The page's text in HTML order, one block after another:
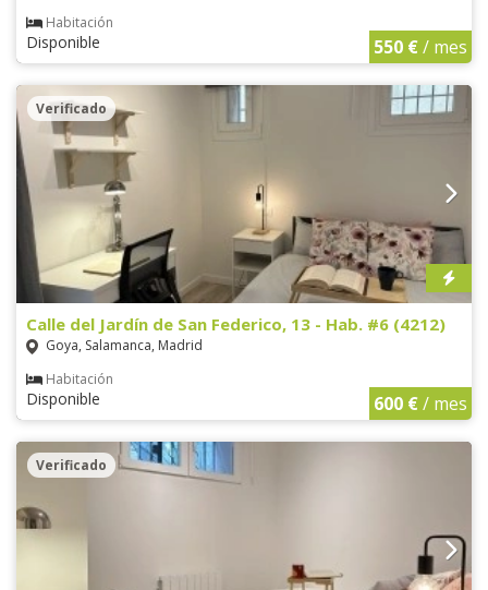
Habitación
Disponible 550 €/ mes
Verificado
Calle del Jardín de San Federico, 13 - Hab. #6 (4212)
Goya, Salamanca, Madrid
Habitación
Disponible 600 €/ mes
Verificado